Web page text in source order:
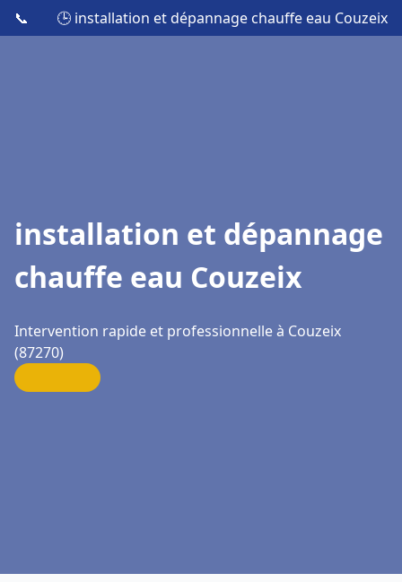
📞 🕒 installation et dépannage chauffe eau Couzeix
installation et dépannage
chauffe eau Couzeix
Intervention rapide et professionnelle à Couzeix
(87270)